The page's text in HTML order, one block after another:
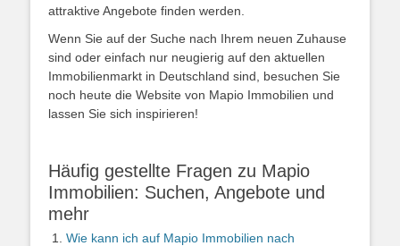
attraktive Angebote finden werden.
Wenn Sie auf der Suche nach Ihrem neuen Zuhause
sind oder einfach nur neugierig auf den aktuellen
Immobilienmarkt in Deutschland sind, besuchen Sie
noch heute die Website von Mapio Immobilien und
lassen Sie sich inspirieren!
Häufig gestellte Fragen zu Mapio
Immobilien: Suchen, Angebote und
mehr
Wie kann ich auf Mapio Immobilien nach